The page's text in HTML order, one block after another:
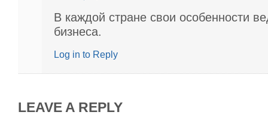
В каждой стране свои особенности
бизнеса.
Log in to Reply
LEAVE A REPLY